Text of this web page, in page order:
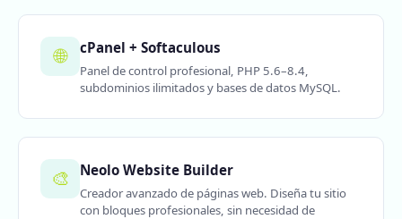
🌐 cPanel + Softaculous
Panel de control profesional, PHP 5.6–8.4,
subdominios ilimitados y bases de datos MySQL.
🎨 Neolo Website Builder
Creador avanzado de páginas web. Diseña tu sitio
con bloques profesionales, sin necesidad de